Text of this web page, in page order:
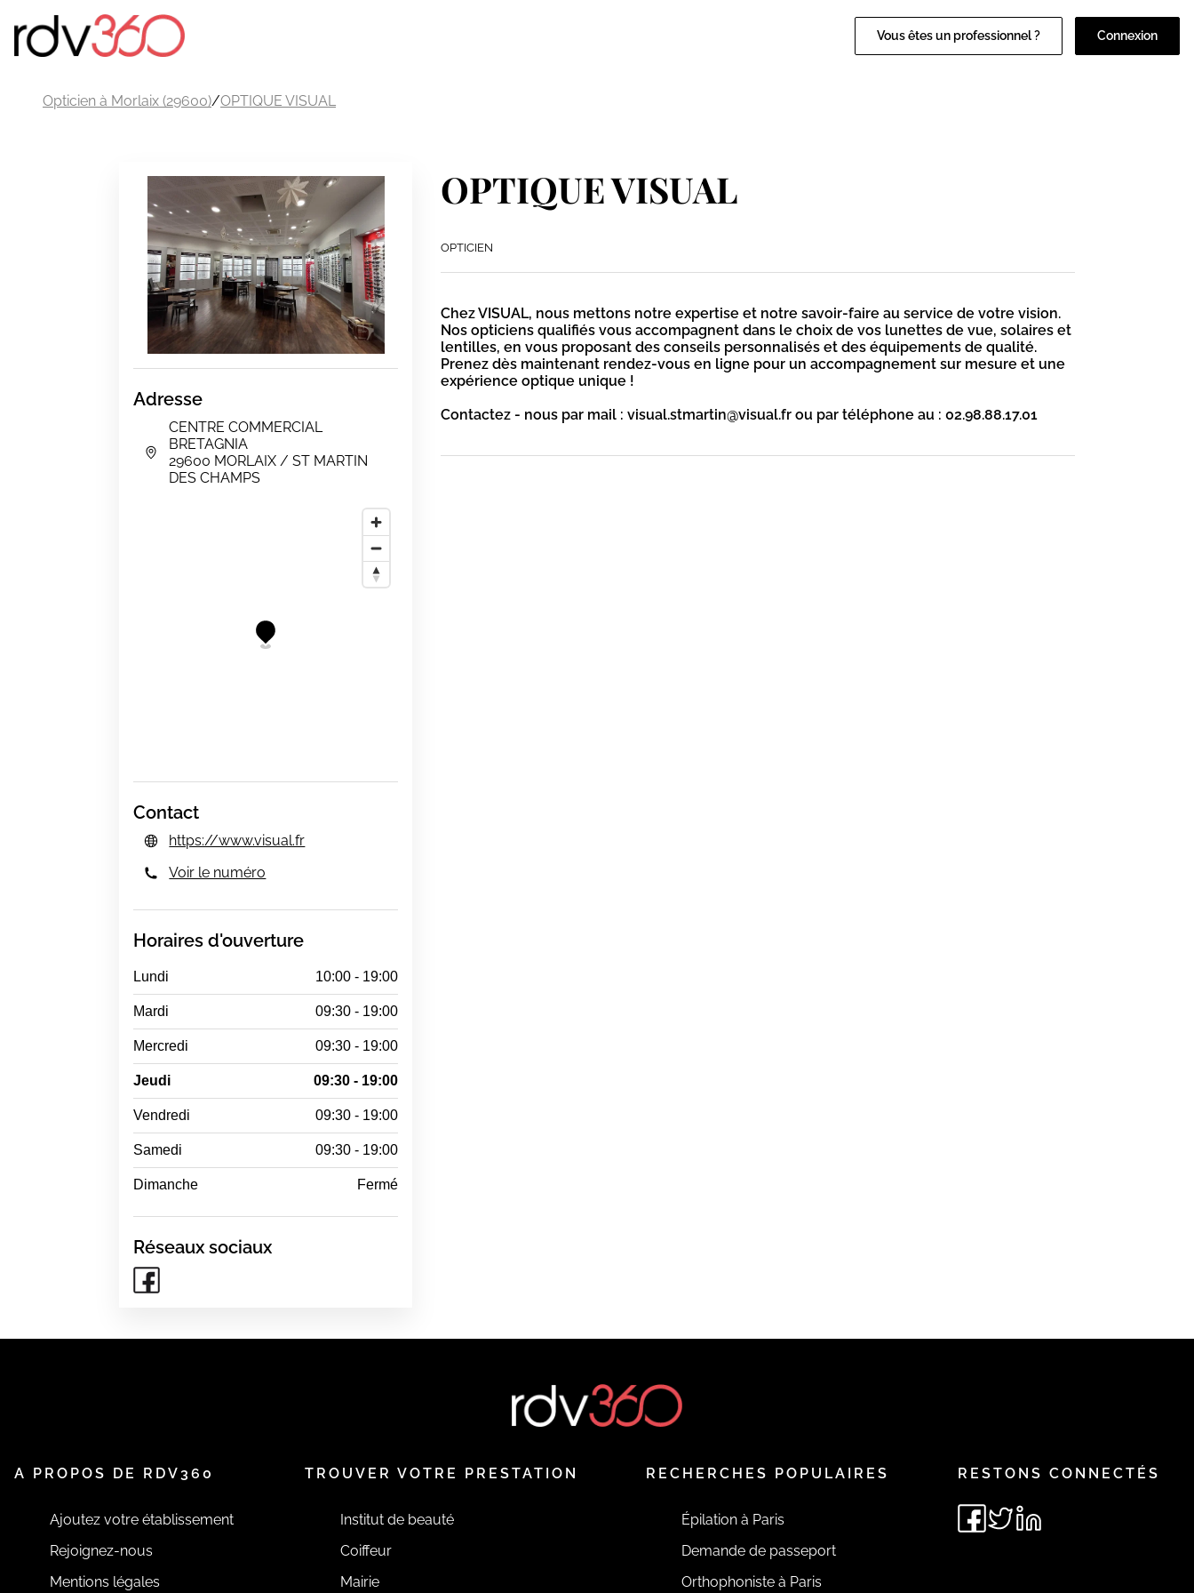
Vous êtes un professionnel ? Connexion
Opticien à Morlaix (29600)/OPTIQUE VISUAL
Adresse
CENTRE COMMERCIAL
BRETAGNIA
29600 MORLAIX / ST MARTIN
DES CHAMPS
Contact
https://www.visual.fr
Voir le numéro
Horaires d'ouverture
Lundi 10:00 - 19:00
Mardi 09:30 - 19:00
Mercredi 09:30 - 19:00
Jeudi 09:30 - 19:00
Vendredi 09:30 - 19:00
Samedi 09:30 - 19:00
Dimanche Fermé
Réseaux sociaux
OPTIQUE VISUAL
OPTICIEN
Chez VISUAL, nous mettons notre expertise et notre savoir-faire au service de votre vision.
Nos opticiens qualifiés vous accompagnent dans le choix de vos lunettes de vue, solaires et
lentilles, en vous proposant des conseils personnalisés et des équipements de qualité.
Prenez dès maintenant rendez-vous en ligne pour un accompagnement sur mesure et une
expérience optique unique !
Contactez - nous par mail : visual.stmartin@visual.fr ou par téléphone au : 02.98.88.17.01
A PROPOS DE RDV360
Ajoutez votre établissement
Rejoignez-nous
Mentions légales
TROUVER VOTRE PRESTATION
Institut de beauté
Coiffeur
Mairie
RECHERCHES POPULAIRES
Épilation à Paris
Demande de passeport
Orthophoniste à Paris
RESTONS CONNECTÉS